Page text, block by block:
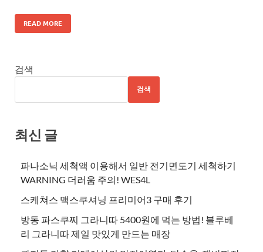
READ MORE
검색
검색
최신 글
파나소닉 세척액 이용해서 일반 전기면도기 세척하기
WARNING 더러움 주의! WES4L
스케쳐스 맥스쿠셔닝 프리미어3 구매 후기
방동 파스쿠찌 그라니따 5400원에 먹는 방법! 블루베
리 그라니따 제일 맛있게 만드는 매장